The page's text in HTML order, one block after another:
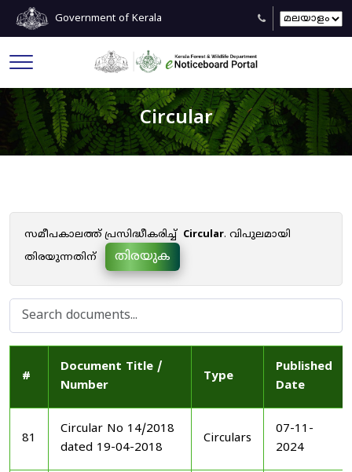
Government of Kerala
Circular
സമീപകാലത്ത് പ്രസിദ്ധീകരിച്ച് Circular. വിപുലമായി
തിരയുന്നതിന്
തിരയുക
#
Document Title /
Number
Type
Published
Date
81
Circular No 14/2018
dated 19-04-2018
Circulars
07-11-
2024